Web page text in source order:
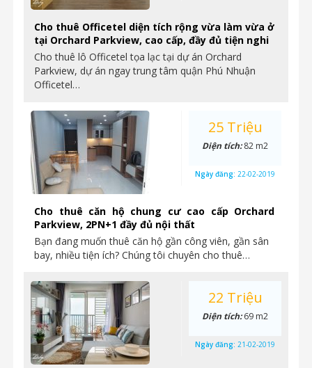
Cho thuê Officetel diện tích rộng vừa làm vừa ở
tại Orchard Parkview, cao cấp, đầy đủ tiện nghi
Cho thuê lô Officetel tọa lạc tại dự án Orchard
Parkview, dự án ngay trung tâm quận Phú Nhuận
Officetel…
Cho thuê căn hộ chung cư cao cấp Orchard
Parkview, 2PN+1 đầy đủ nội thất
Bạn đang muốn thuê căn hộ gần công viên, gần sân
bay, nhiều tiện ích? Chúng tôi chuyên cho thuê…
25 Triệu
Diện tích:82 m2
Ngày đăng: 22-02-2019
22 Triệu
Diện tích:69 m2
Ngày đăng: 21-02-2019